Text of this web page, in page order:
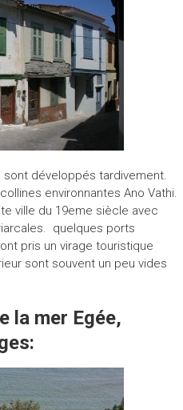
développés tardivement.
environnantes Ano Vathi.
ville du 19eme siècle avec
quelques ports
pris un virage touristique
sont souvent un peu vides
la mer Egée,